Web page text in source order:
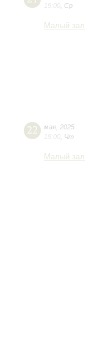
19:00
Ср
Малый зал
22 мая 2025
19:00
Чт
Малый зал